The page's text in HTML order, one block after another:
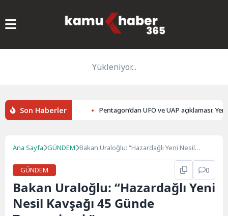
Yükleniyor...
Son Haberler
15 Gözaltı Pentagon’dan UFO ve UAP açıklaması: Yeni
Ana Sayfa GÜNDEM Bakan Uraloğlu: “Hazardağlı Yeni Nesil
GÜNDEM
0
Bakan Uraloğlu: “Hazardağlı Yeni
Nesil Kavşağı 45 Günde